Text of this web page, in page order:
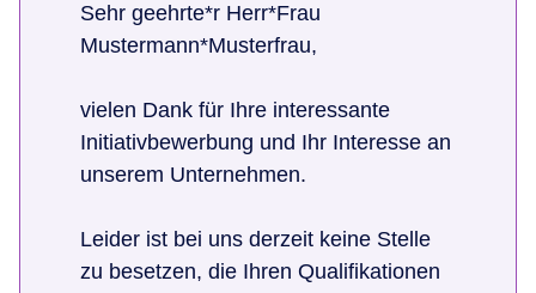
Sehr geehrte*r Herr*Frau
Mustermann*Musterfrau,
vielen Dank für Ihre interessante
Initiativbewerbung und Ihr Interesse an
unserem Unternehmen.
Leider ist bei uns derzeit keine Stelle
zu besetzen, die Ihren Qualifikationen